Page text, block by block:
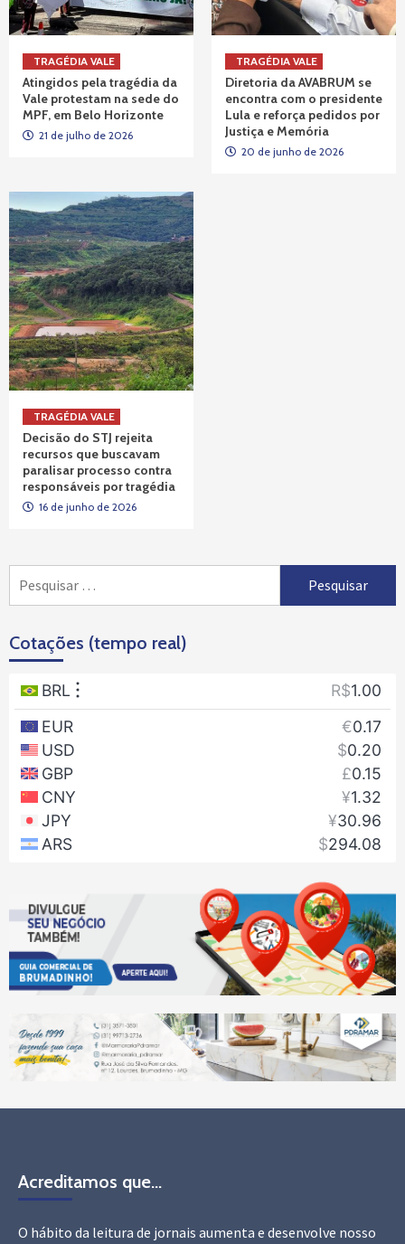
TRAGÉDIA VALE
Atingidos pela tragédia da
Vale protestam na sede do
MPF, em Belo Horizonte
21 de julho de 2026
TRAGÉDIA VALE
Diretoria da AVABRUM se
encontra com o presidente
Lula e reforça pedidos por
Justiça e Memória
20 de junho de 2026
TRAGÉDIA VALE
Decisão do STJ rejeita
recursos que buscavam
paralisar processo contra
responsáveis por tragédia
16 de junho de 2026
por:
Cotações (tempo real)
Acreditamos que…
O hábito da leitura de jornais aumenta e desenvolve nosso